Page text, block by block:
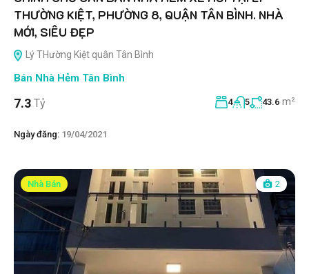
THƯỜNG KIỆT, PHƯỜNG 8, QUẬN TÂN BÌNH. NHÀ
MỚI, SIÊU ĐẸP
Lý THường Kiệt quân Tân Bình
Bán Nhà Hẻm Tân Bình
7.3 Tỷ 4 5 43.6 m²
Ngày đăng: 19/04/2021
Nhà Bán 2